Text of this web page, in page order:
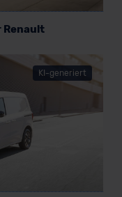
Renault
KI-generiert